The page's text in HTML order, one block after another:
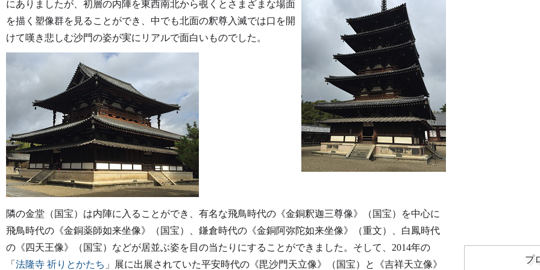
にありましたが、初層の内陣を東西南北から覗くとさまざまな場面
を描く塑像群を見ることができ、中でも北面の釈尊入滅では口を開
けて嘆き悲しむ沙門の姿が実にリアルで面白いものでした。
隣の金堂（国宝）は内陣に入ることができ、有名な飛鳥時代の《金銅釈迦三尊像》（国宝）を中心に
飛鳥時代の《金銅薬師如来坐像》（国宝）、鎌倉時代の《金銅阿弥陀如来坐像》（重文）、白鳳時代
の《四天王像》（国宝）などが居並ぶ姿を目の当たりにすることができました。そして、2014年の
「 法隆寺 祈りとかたち 」展に出展されていた平安時代の《毘沙門天立像》（国宝）と《吉祥天立像》 プ